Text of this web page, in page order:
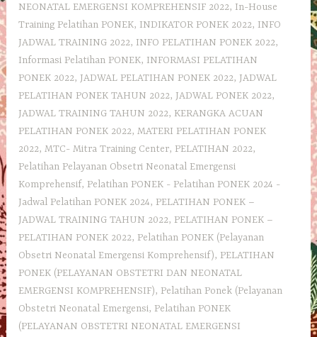
NEONATAL EMERGENSI KOMPREHENSIF 2022, In-House
Training Pelatihan PONEK, INDIKATOR PONEK 2022, INFO
JADWAL TRAINING 2022, INFO PELATIHAN PONEK 2022,
Informasi Pelatihan PONEK, INFORMASI PELATIHAN
PONEK 2022, JADWAL PELATIHAN PONEK 2022, JADWAL
PELATIHAN PONEK TAHUN 2022, JADWAL PONEK 2022,
JADWAL TRAINING TAHUN 2022, KERANGKA ACUAN
PELATIHAN PONEK 2022,MATERI PELATIHAN PONEK
2022,MTC- Mitra Training Center, PELATIHAN 2022,
Pelatihan Pelayanan Obsetri Neonatal Emergensi
Komprehensif, Pelatihan PONEK - Pelatihan PONEK 2024 -
Jadwal Pelatihan PONEK 2024, PELATIHAN PONEK –
JADWAL TRAINING TAHUN 2022, PELATIHAN PONEK –
PELATIHAN PONEK 2022, Pelatihan PONEK (Pelayanan
Obsetri Neonatal Emergensi Komprehensif), PELATIHAN
PONEK (PELAYANAN OBSTETRI DAN NEONATAL
EMERGENSI KOMPREHENSIF), Pelatihan Ponek (Pelayanan
Obstetri Neonatal Emergensi, Pelatihan PONEK
(PELAYANAN OBSTETRI NEONATAL EMERGENSI